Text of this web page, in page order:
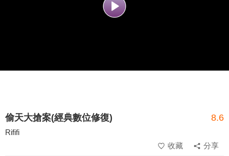
偷天大搶案(經典數位修復) 8.6
Rififi
收藏
分享